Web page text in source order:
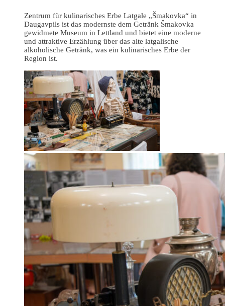
Zentrum für kulinarisches Erbe Latgale „Šmakovka“ in
Daugavpils ist das modernste dem Getränk Šmakovka
gewidmete Museum in Lettland und bietet eine moderne
und attraktive Erzählung über das alte latgalische
alkoholische Getränk, was ein kulinarisches Erbe der
Region ist.